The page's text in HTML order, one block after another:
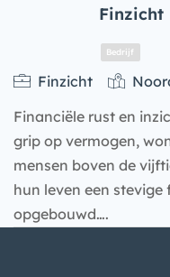
Finzicht
Bedrijf
Finzicht
Financiële rust en
grip op vermogen,
mensen boven de
hun leven een stevige
opgebouwd….